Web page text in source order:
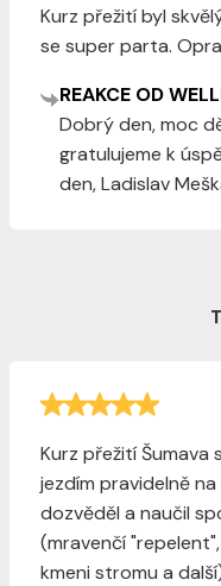
Kurz přežití byl
se super parta.
REAKCE OD
Dobrý den, moc
gratulujeme k
den, Ladislav
Kurz přežití Šumava
jezdím pravidelně
dozvěděl a naučil
(mravenčí
kmeni stromu a